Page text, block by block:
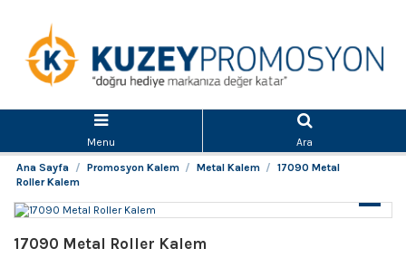
Menu
Ara
Ana Sayfa
Promosyon Kalem Metal Kalem
17090 Metal
Roller Kalem
17090 Metal Roller Kalem